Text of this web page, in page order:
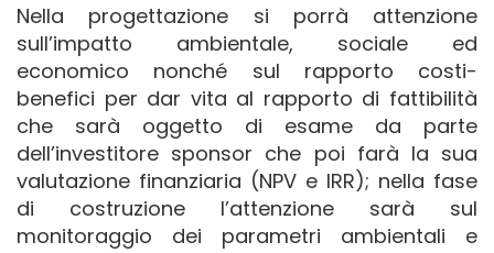
Nella progettazione si porrà attenzione
sull’impatto ambientale, sociale ed
economico nonché sul rapporto costi-
benefici per dar vita al rapporto di fattibilità
che sarà oggetto di esame da parte
dell’investitore sponsor che poi farà la sua
valutazione finanziaria (NPV e IRR); nella fase
di costruzione l’attenzione sarà sul
monitoraggio dei parametri ambientali e